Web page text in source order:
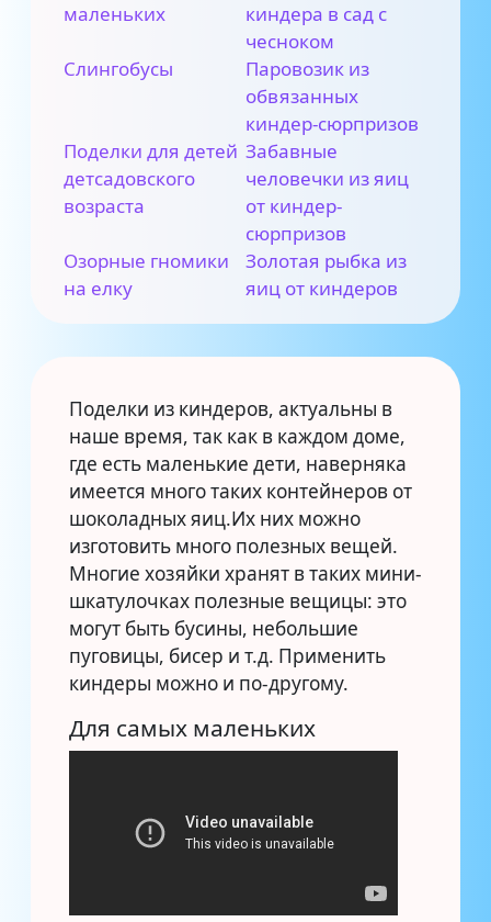
маленьких
киндера в сад с
чесноком
Слингобусы
Паровозик из
обвязанных
киндер-сюрпризов
Поделки для детей
детсадовского
возраста
Забавные
человечки из яиц
от киндер-
сюрпризов
Озорные гномики
на елку
Золотая рыбка из
яиц от киндеров
Поделки из киндеров, актуальны в
наше время, так как в каждом доме,
где есть маленькие дети, наверняка
имеется много таких контейнеров от
шоколадных яиц.Их них можно
изготовить много полезных вещей.
Многие хозяйки хранят в таких мини-
шкатулочках полезные вещицы: это
могут быть бусины, небольшие
пуговицы, бисер и т.д. Применить
киндеры можно и по-другому.
Для самых маленьких